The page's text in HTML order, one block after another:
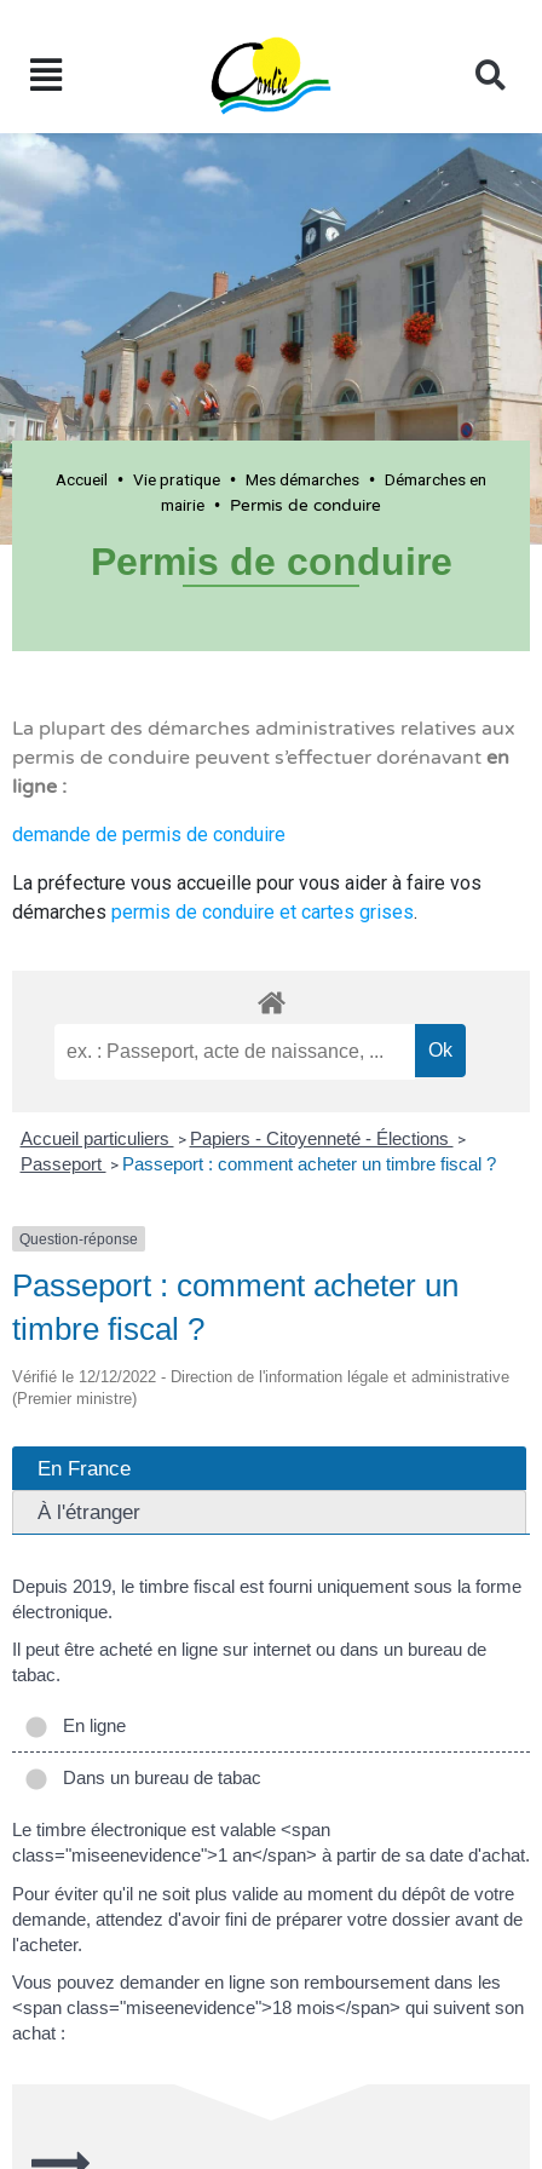
Accueil • Vie pratique • Mes démarches • Démarches en
mairie • Permis de conduire
Permis de conduire
La plupart des démarches administratives relatives aux
permis de conduire peuvent s’effectuer dorénavant en
ligne :
demande de permis de conduire
La préfecture vous accueille pour vous aider à faire vos
démarches permis de conduire et cartes grises.
Accueil particuliers > Papiers - Citoyenneté - Élections >
Passeport > Passeport : comment acheter un timbre fiscal ?
Question-réponse
Passeport : comment acheter un
timbre fiscal ?
Vérifié le 12/12/2022 - Direction de l'information légale et administrative
(Premier ministre)
En France
À l'étranger
Depuis 2019, le timbre fiscal est fourni uniquement sous la forme
électronique.
Il peut être acheté en ligne sur internet ou dans un bureau de
tabac.
En ligne
Dans un bureau de tabac
Le timbre électronique est valable <span
class="miseenevidence">1 an</span> à partir de sa date d'achat.
Pour éviter qu'il ne soit plus valide au moment du dépôt de votre
demande, attendez d'avoir fini de préparer votre dossier avant de
l'acheter.
Vous pouvez demander en ligne son remboursement dans les
<span class="miseenevidence">18 mois</span> qui suivent son
achat :